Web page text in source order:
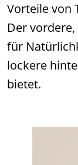
Vorteile von
Der
für
lockere
bietet.
Bildergalerie